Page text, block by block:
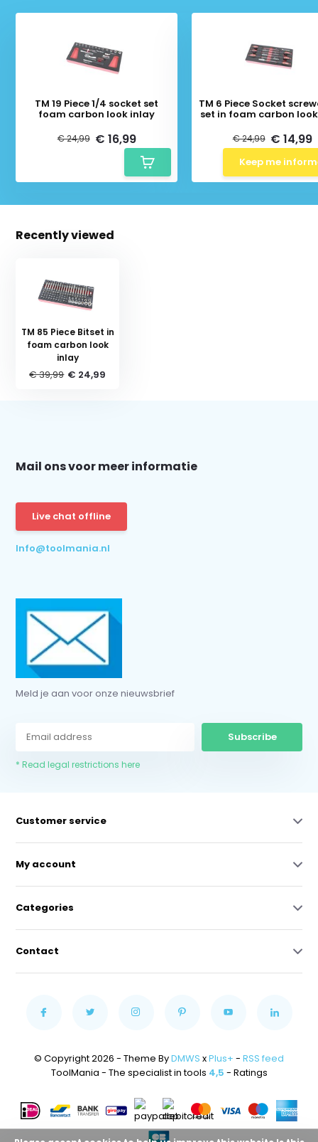
TM 19 Piece 1/4 socket set
foam carbon look inlay
€ 24,99 € 16,99
TM 6 Piece Socket
set in foam carbon
€ 24,99 € 14,99
Keep me
Recently viewed
TM 85 Piece Bitset in
foam carbon look
inlay
€ 39,99 € 24,99
Mail ons voor meer informatie
Live chat offline
Info@toolmania.nl
Meld je aan voor onze nieuwsbrief
Subscribe
* Read legal restrictions here
Customer service
My account
Categories
Contact
© Copyright 2026 - Theme ByDMWS xPlus+ - RSS feed
ToolMania - The specialist in tools 4,5 - Ratings